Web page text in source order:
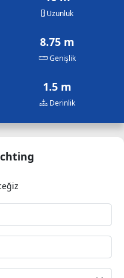
Uzunluk
8.75 m
Genişlik
1.5 m
Derinlik